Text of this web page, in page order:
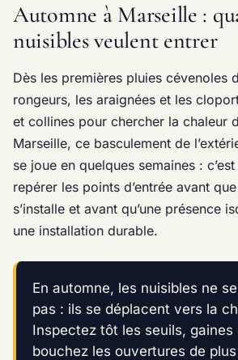
Automne à Marseille :
nuisibles veulent entrer
Dès les premières pluies cévenoles
rongeurs, les araignées et les
et collines pour chercher la chaleur
Marseille, ce basculement de
se joue en quelques semaines :
repérer les points d’entrée avant
s’installe et avant qu’une présence
une installation durable.
En automne, les nuisibles ne
pas : ils se déplacent vers la
Inspectez tôt les seuils, gaines
bouchez les ouvertures de